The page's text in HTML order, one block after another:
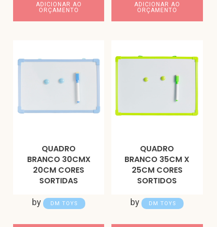
ADICIONAR AO
ORÇAMENTO
ADICIONAR AO
ORÇAMENTO
QUADRO
BRANCO 30CMX
20CM CORES
SORTIDAS
by DM TOYS
QUADRO
BRANCO 35CM X
25CM CORES
SORTIDOS
by DM TOYS